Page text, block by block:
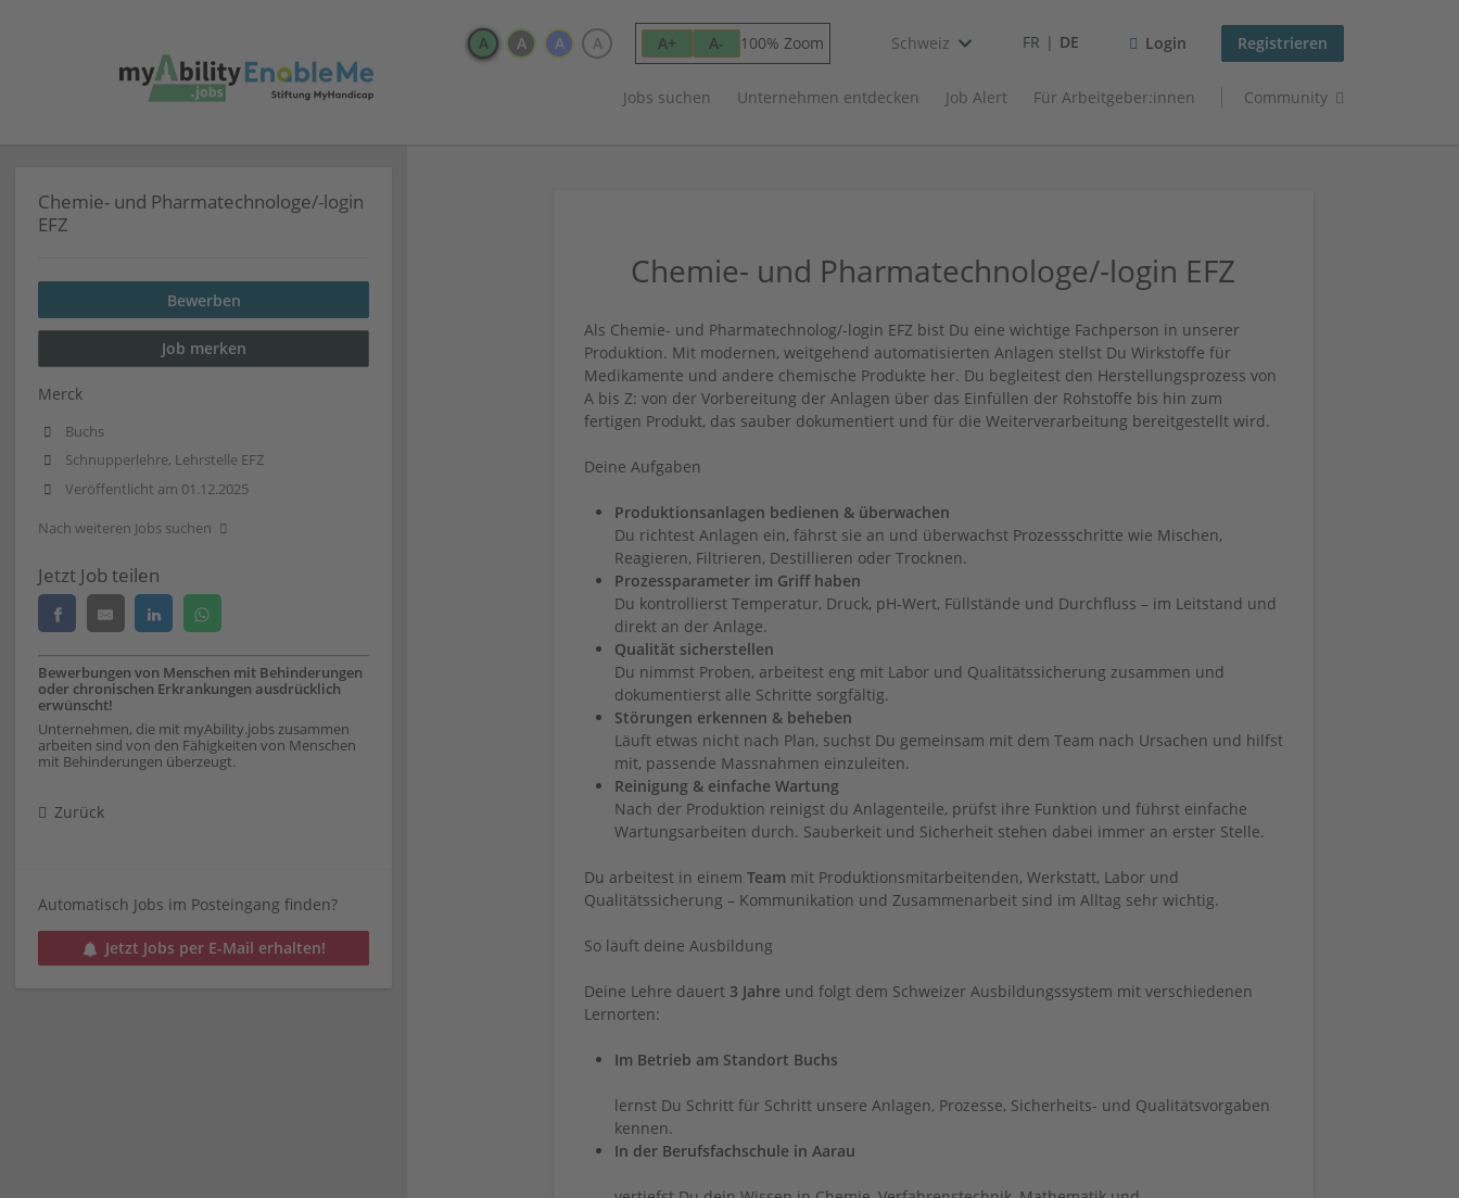
A A A A A+ A- 100% Zoom Schweiz FR DE Login Registrieren
Jobs suchen Unternehmen entdecken Job Alert Für Arbeitgeber:innen Community
Chemie- und Pharmatechnologe/-login
EFZ
Bewerben
Job merken
Merck
Buchs
Schnupperlehre, Lehrstelle EFZ
Veröffentlicht am 01.12.2025
Nach weiteren Jobs suchen
Jetzt Job teilen
Bewerbungen von Menschen mit Behinderungen
oder chronischen Erkrankungen ausdrücklich
erwünscht!
Unternehmen, die mit myAbility.jobs zusammen
arbeiten sind von den Fähigkeiten von Menschen
mit Behinderungen überzeugt.
Zurück
Automatisch Jobs im Posteingang finden?
Jetzt Jobs per E-Mail erhalten!
Chemie- und Pharmatechnologe/-login EFZ
Als Chemie- und Pharmatechnolog/-login EFZ bist Du eine wichtige Fachperson in unserer
Produktion. Mit modernen, weitgehend automatisierten Anlagen stellst Du Wirkstoffe für
Medikamente und andere chemische Produkte her. Du begleitest den Herstellungsprozess von
A bis Z: von der Vorbereitung der Anlagen über das Einfüllen der Rohstoffe bis hin zum
fertigen Produkt, das sauber dokumentiert und für die Weiterverarbeitung bereitgestellt wird.
Deine Aufgaben
Produktionsanlagen bedienen & überwachen
Du richtest Anlagen ein, fährst sie an und überwachst Prozessschritte wie Mischen,
Reagieren, Filtrieren, Destillieren oder Trocknen.
Prozessparameter im Griff haben
Du kontrollierst Temperatur, Druck, pH-Wert, Füllstände und Durchfluss – im Leitstand und
direkt an der Anlage.
Qualität sicherstellen
Du nimmst Proben, arbeitest eng mit Labor und Qualitätssicherung zusammen und
dokumentierst alle Schritte sorgfältig.
Störungen erkennen & beheben
Läuft etwas nicht nach Plan, suchst Du gemeinsam mit dem Team nach Ursachen und hilfst
mit, passende Massnahmen einzuleiten.
Reinigung & einfache Wartung
Nach der Produktion reinigst du Anlagenteile, prüfst ihre Funktion und führst einfache
Wartungsarbeiten durch. Sauberkeit und Sicherheit stehen dabei immer an erster Stelle.
Du arbeitest in einem Team mit Produktionsmitarbeitenden, Werkstatt, Labor und
Qualitätssicherung – Kommunikation und Zusammenarbeit sind im Alltag sehr wichtig.
So läuft deine Ausbildung
Deine Lehre dauert 3 Jahreund folgt dem Schweizer Ausbildungssystem mit verschiedenen
Lernorten:
Im Betrieb am Standort Buchs
lernst Du Schritt für Schritt unsere Anlagen, Prozesse, Sicherheits- und Qualitätsvorgaben
kennen.
In der Berufsfachschule in Aarau